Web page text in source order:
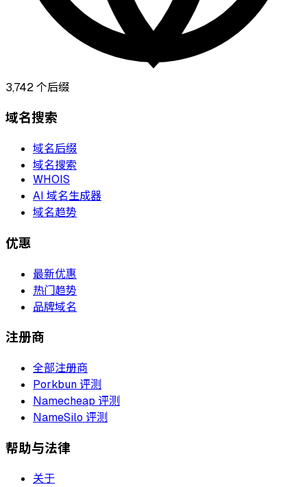
3,742个后缀
域名搜索
域名后缀
域名搜索
WHOIS
AI 域名生成器
域名趋势
优惠
最新优惠
热门趋势
品牌域名
注册商
全部注册商
Porkbun 评测
Namecheap 评测
NameSilo 评测
帮助与法律
关于